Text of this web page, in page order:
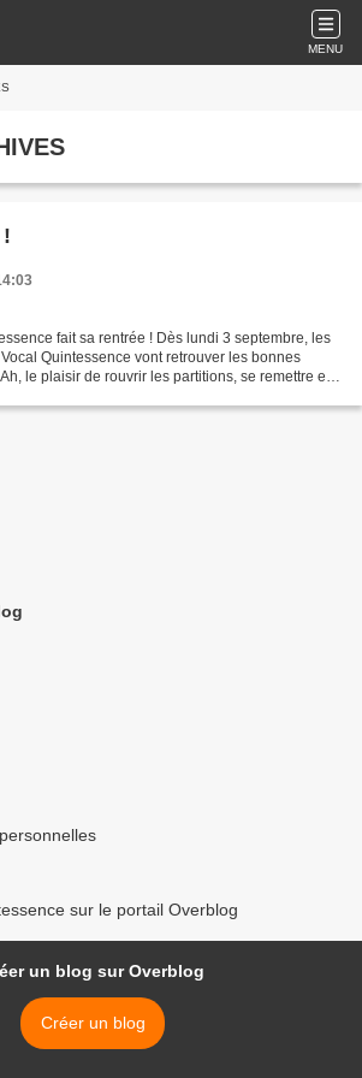
MENU
fait sa rentrée ! Dès lundi 3 septembre, les
Quintessence vont retrouver les bonnes
le plaisir de rouvrir les partitions, se remettre en
sur le portail Overblog
un blog sur Overblog
Créer un blog